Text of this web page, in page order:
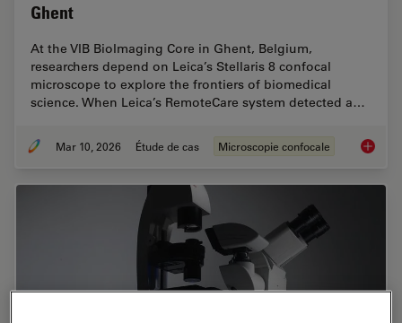
Ghent
At the VIB BioImaging Core in Ghent, Belgium,
researchers depend on Leica’s Stellaris 8 confocal
microscope to explore the frontiers of biomedical
science. When Leica’s RemoteCare system detected a…
Mar 10, 2026 Étude de cas Microscopie confocale